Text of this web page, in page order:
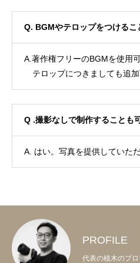
Q. BGMやテロップをつけるこ
A.著作権フリーのBGMを使用
テロップにつきましても追加
Q .撮影なしで制作することも
A. はい。写真を提供していた
PROFILE
代表の植木のプ